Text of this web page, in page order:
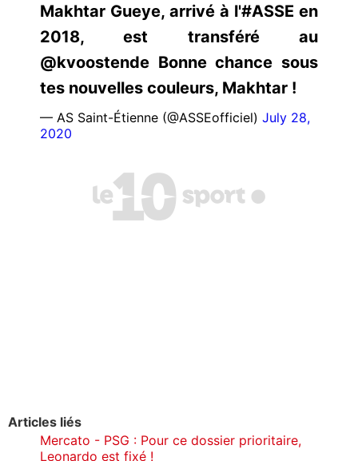
Makhtar Gueye, arrivé à l'#ASSE en
2018, est transféré au
@kvoostende Bonne chance sous
tes nouvelles couleurs, Makhtar !
— AS Saint-Étienne (@ASSEofficiel) July 28,
2020
Articles liés
Mercato - PSG : Pour ce dossier prioritaire,
Leonardo est fixé !